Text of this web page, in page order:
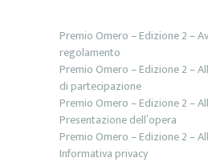
Premio Omero – Edizione 2 –
regolamento
Premio Omero – Edizione 2 –
di partecipazione
Premio Omero – Edizione 2 –
Presentazione dell’opera
Premio Omero – Edizione 2 –
Informativa privacy